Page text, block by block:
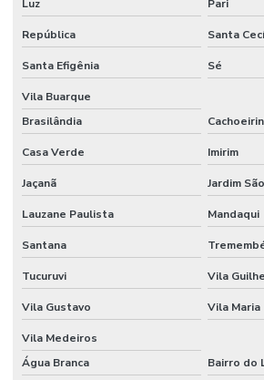
Controle de acesso de veiculos em
Empresa cameras de vigilancia
Empresa de cftv
Empresa de controle de acesso biométrico
Empresa de controle de acesso com
Empresa de instalação de câmeras de
Empresa de monitoramento 24 horas
Empresa de monitoramento de alarmes
Empresa de projeto cftv
Luz Pari
República Santa
Santa Efigênia Sé
Vila Buarque
Brasilândia
Casa Verde Imirim
Jaçanã Jardim
Lauzane Paulista Mandaqui
Santana
Tucuruvi Vila
Vila Gustavo Vila Maria
Vila Medeiros
Água Branca
Bairro do